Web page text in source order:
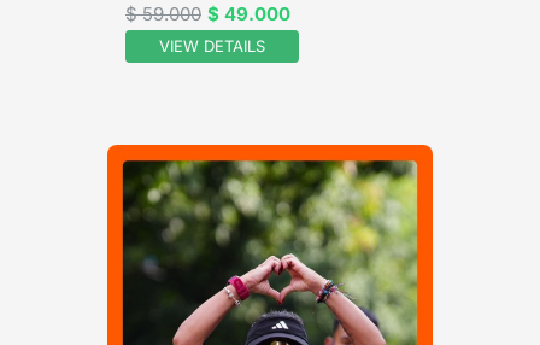
$ 59.000 $ 49.000
VIEW DETAILS